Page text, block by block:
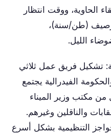
الحاوية، ووقت انتظار
(طن/سنة)،
تشكيل فريق عمل ثلاثي
الفيدرالية يجتمع
مكتب وزير الميناء
والناقلين وغيرهم.
التنظيمية بشكل أسرع